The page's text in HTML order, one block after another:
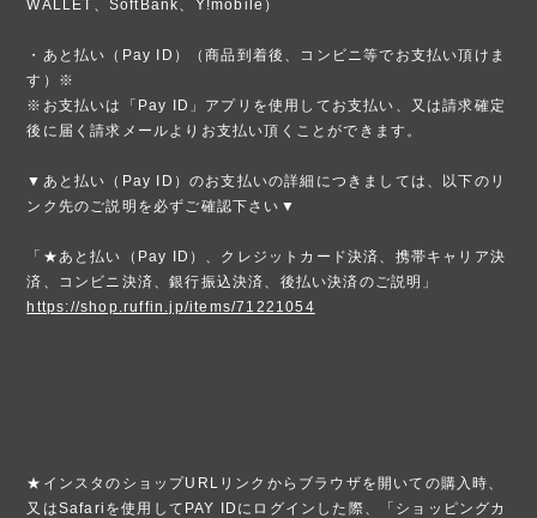
WALLET、SoftBank、Y!mobile）
・あと払い（Pay ID）（商品到着後、コンビニ等でお支払い頂けま
す）※
※お支払いは「Pay ID」アプリを使用してお支払い、又は請求確定
後に届く請求メールよりお支払い頂くことができます。
▼あと払い（Pay ID）のお支払いの詳細につきましては、以下のリ
ンク先のご説明を必ずご確認下さい▼
「★あと払い（Pay ID）、クレジットカード決済、携帯キャリア決
済、コンビニ決済、銀行振込決済、後払い決済のご説明」
https://shop.ruffin.jp/items/71221054
★インスタのショップURLリンクからブラウザを開いての購入時、
又はSafariを使用してPAY IDにログインした際、「ショッピングカ